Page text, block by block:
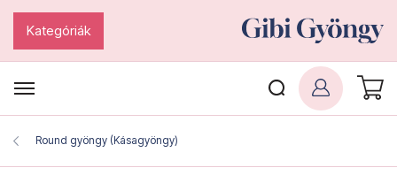
Kategóriák
Round gyöngy (Kásagyöngy)